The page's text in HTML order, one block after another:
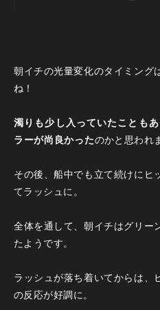
朝イチの光量変化のタイミング
ね！
濁りも少し入っていたことも
ラーが尚良かったのかと思われ
その後、船中でも立て続けにヒ
てラッシュに。
全体を通して、朝イチはグリー
たようです。
ラッシュが落ち着いてからは、
の反応が好調に。